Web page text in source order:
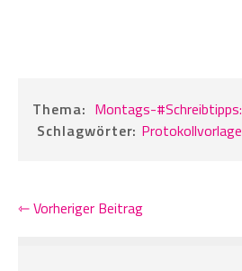
Thema: Montags-#Schreibtipps:
Schlagwörter: Protokollvorlage
⇽ Vorheriger Beitrag